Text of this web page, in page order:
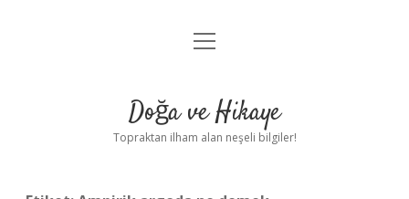
Anasayfa
Yasal Uyarı
menüyü
Doğa ve Hikaye
Topraktan ilham alan neşeli bilgiler!